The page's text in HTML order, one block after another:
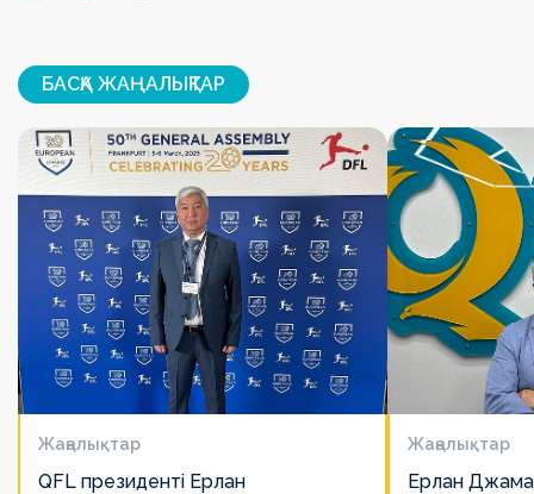
БАСҚА ЖАҢАЛЫҚТАР
Жаңалықтар
QFL президенті Ерлан
Жаңалықтар
Ерлан